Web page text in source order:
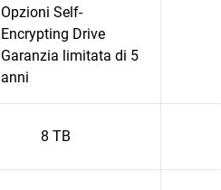
Opzioni Self-
Encrypting Drive
Garanzia limitata di 5
anni
8 TB